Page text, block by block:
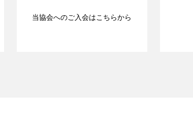
当協会へのご入会はこちらから